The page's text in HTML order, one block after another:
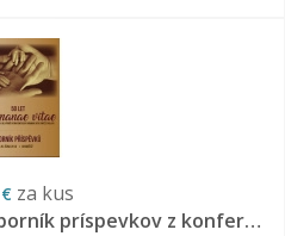
za kus
50 let Humanae vitae - zborník príspevkov z konferencie LPP v Kroměříži 20.10.2018